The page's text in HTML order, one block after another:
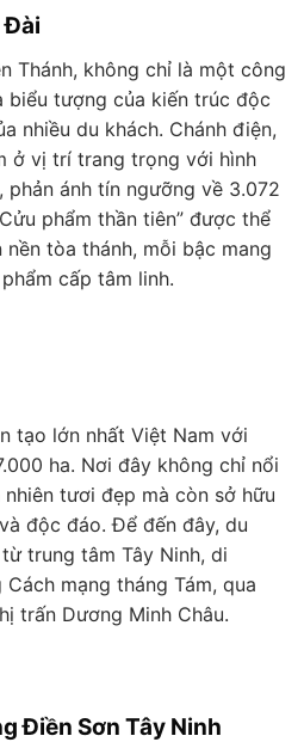
Đài
Thánh, không chỉ là một công
biểu tượng của kiến trúc độc
nhiều du khách. Chánh điện,
ở vị trí trang trọng với hình
phản ánh tín ngưỡng về 3.072
phẩm thần tiên” được thể
tòa thánh, mỗi bậc mang
cấp tâm linh.
tạo lớn nhất Việt Nam với
ha. Nơi đây không chỉ nổi
tươi đẹp mà còn sở hữu
độc đáo. Để đến đây, du
trung tâm Tây Ninh, di
mạng tháng Tám, qua
trấn Dương Minh Châu.
Điền Sơn Tây Ninh